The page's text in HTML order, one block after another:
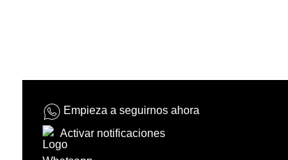
Empieza a seguirnos ahora
Activar notificaciones